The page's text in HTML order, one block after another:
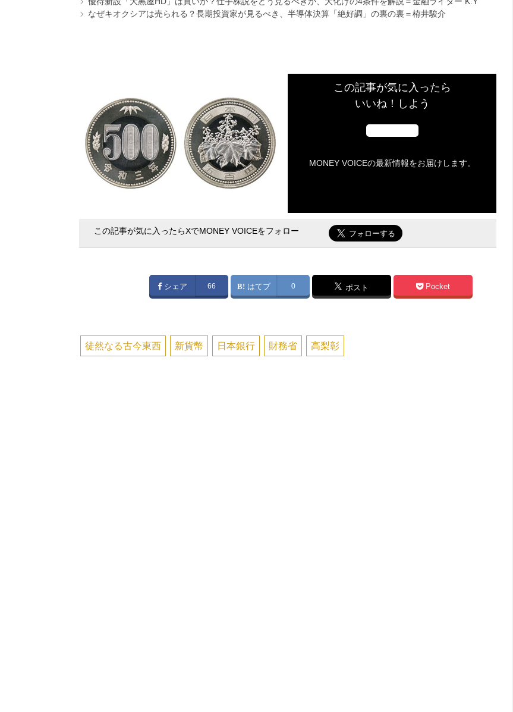
なぜキオクシアは売られる？長期投資家が見るべき、半導体決算「絶好調」の裏の裏＝栫井駿介
この記事が気に入ったら
いいね！しよう
MONEY VOICEの最新情報をお届けします。
この記事が気に入ったらXでMONEY VOICEをフォロー
シェア 66 はてブ 0 ポスト Pocket
徒然なる古今東西 新貨幣 日本銀行 財務省 高梨彰